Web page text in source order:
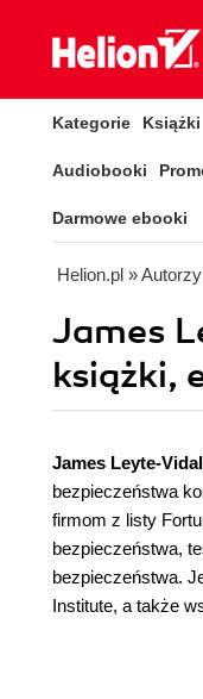
Kategorie Książki
Audiobooki
Darmowe ebooki
Helion.pl » Autorzy
James
książki,
James Leyte-Vidal
bezpieczeństwa
firmom z listy
bezpieczeństwa,
bezpieczeństwa.
Institute, a także